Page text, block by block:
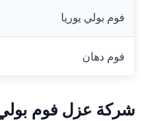
فوم بولي يوريا
فوم دهان
شركة عزل فوم بولي